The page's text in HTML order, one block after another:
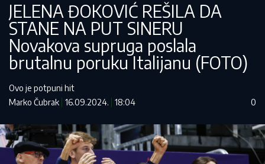
JELENA ĐOKOVIĆ REŠILA DA
STANE NA PUT SINERU
Novakova supruga poslala
brutalnu poruku Italijanu (FOTO)
Ovo je potpuni hit
Marko Čubrak 16.09.2024. 18:04 0